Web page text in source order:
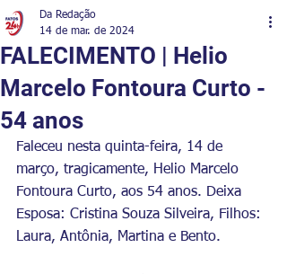
FALECIMENTO | Helio
Marcelo Fontoura Curto -
54 anos
Da Redação
14 de mar. de 2024
Faleceu nesta quinta-feira, 14 de
março, tragicamente, Helio Marcelo
Fontoura Curto, aos 54 anos. Deixa
Esposa: Cristina Souza Silveira, Filhos:
Laura, Antônia, Martina e Bento.